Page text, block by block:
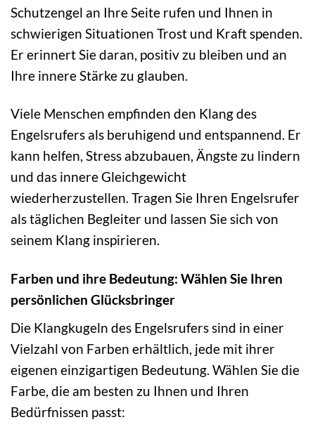
Schutzengel an Ihre Seite rufen und Ihnen in
schwierigen Situationen Trost und Kraft spenden.
Er erinnert Sie daran, positiv zu bleiben und an
Ihre innere Stärke zu glauben.
Viele Menschen empfinden den Klang des
Engelsrufers als beruhigend und entspannend. Er
kann helfen, Stress abzubauen, Ängste zu lindern
und das innere Gleichgewicht
wiederherzustellen. Tragen Sie Ihren Engelsrufer
als täglichen Begleiter und lassen Sie sich von
seinem Klang inspirieren.
Farben und ihre Bedeutung: Wählen Sie Ihren
persönlichen Glücksbringer
Die Klangkugeln des Engelsrufers sind in einer
Vielzahl von Farben erhältlich, jede mit ihrer
eigenen einzigartigen Bedeutung. Wählen Sie die
Farbe, die am besten zu Ihnen und Ihren
Bedürfnissen passt: